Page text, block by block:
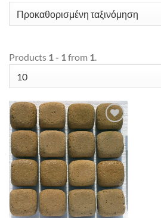
Products 1 - 1from 1.
Πρόσθήκη
στην λίστα
επιθυμιών